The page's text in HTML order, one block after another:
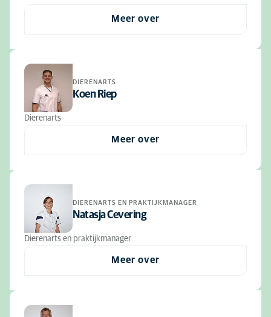
Meer over
DIERENARTS
Koen Riep
Dierenarts
Meer over
DIERENARTS EN PRAKTIJKMANAGER
Natasja Cevering
Dierenarts en praktijkmanager
Meer over